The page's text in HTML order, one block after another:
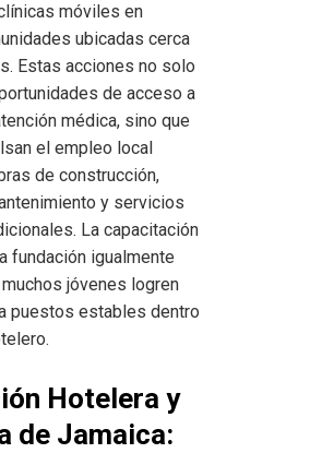
móviles en
ubicadas cerca
Estas acciones no solo
de acceso a
médica, sino que
el empleo local
de construcción,
y servicios
La capacitación
fundación igualmente
jóvenes logren
puestos estables dentro
Hotelera y
de Jamaica: